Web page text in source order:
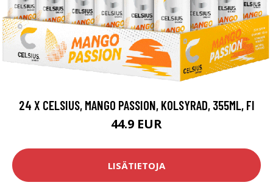
24 X CELSIUS, MANGO PASSION, KOLSYRAD, 355ML, FI
44.9 EUR
LISÄTIETOJA